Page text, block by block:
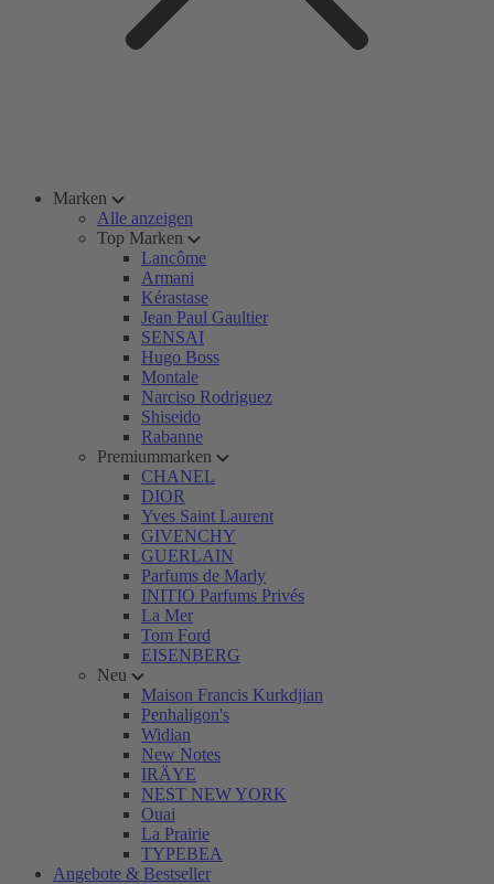
Marken
Alle anzeigen
Top Marken
Lancôme
Armani
Kérastase
Jean Paul Gaultier
SENSAI
Hugo Boss
Montale
Narciso Rodriguez
Shiseido
Rabanne
Premiummarken
CHANEL
DIOR
Yves Saint Laurent
GIVENCHY
GUERLAIN
Parfums de Marly
INITIO Parfums Privés
La Mer
Tom Ford
EISENBERG
Neu
Maison Francis Kurkdjian
Penhaligon's
Widian
New Notes
IRÄYE
NEST NEW YORK
Ouai
La Prairie
TYPEBEA
Angebote & Bestseller